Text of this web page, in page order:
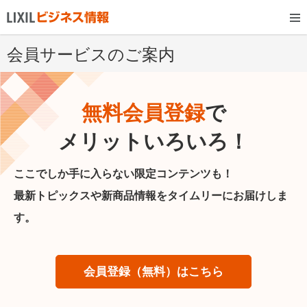
会員サービスのご案内
無料会員登録で
メリットいろいろ！
ここでしか手に入らない限定コンテンツも！
最新トピックスや新商品情報をタイムリーにお届けしま
す。
会員登録（無料）はこちら